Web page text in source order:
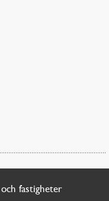
fastigheter